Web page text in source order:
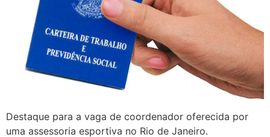
Destaque para a vaga de coordenador oferecida por
uma assessoria esportiva no Rio de Janeiro.